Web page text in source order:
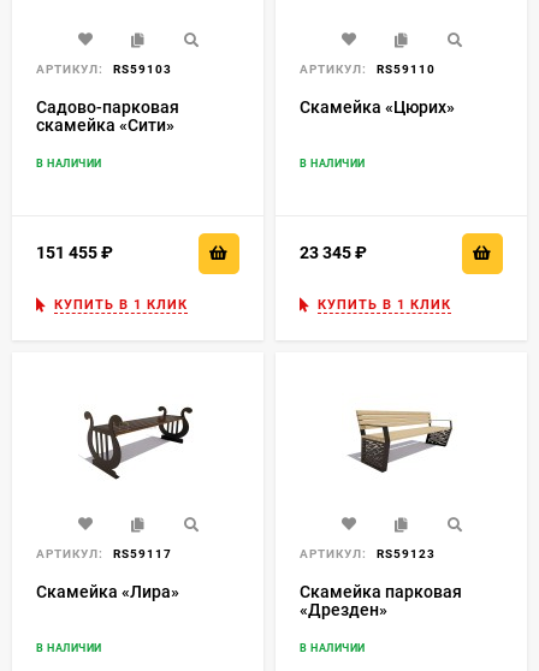
АРТИКУЛ: RS59103
Садово-парковая
скамейка «Сити»
В НАЛИЧИИ
151 455
КУПИТЬ В 1 КЛИК
АРТИКУЛ: RS59110
Скамейка «Цюрих»
В НАЛИЧИИ
23 345
КУПИТЬ В 1 КЛИК
АРТИКУЛ: RS59117
Скамейка «Лира»
В НАЛИЧИИ
АРТИКУЛ: RS59123
Скамейка парковая
«Дрезден»
В НАЛИЧИИ